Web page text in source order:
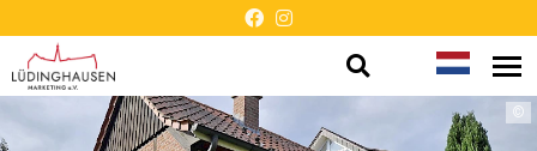
Open
zonder
Taal
wijzigen
©